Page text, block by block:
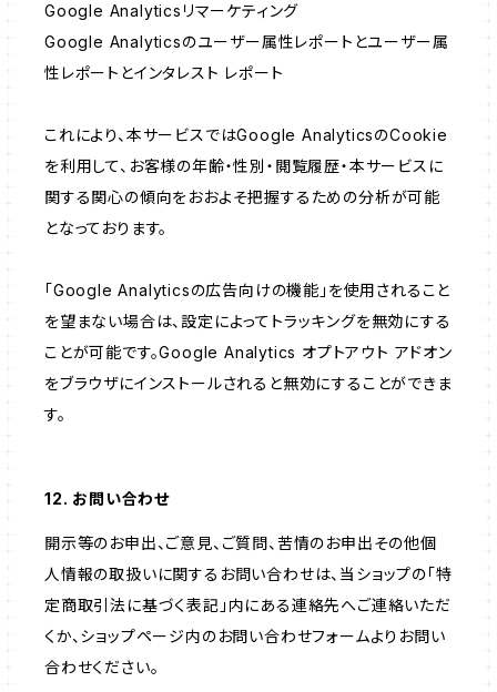
Google Analyticsリマーケティング
Google Analyticsのユーザー属性レポートとユーザー属
性レポートとインタレスト レポート
これにより、本サービスではGoogle AnalyticsのCookie
を利用して、お客様の年齢・性別・閲覧履歴・本サービスに
関する関心の傾向をおおよそ把握するための分析が可能
となっております。
「Google Analyticsの広告向けの機能」を使用されること
を望まない場合は、設定によってトラッキングを無効にする
ことが可能です。Google Analytics オプトアウト アドオン
をブラウザにインストールされると無効にすることができま
す。
12. お問い合わせ
開示等のお申出、ご意見、ご質問、苦情のお申出その他個
人情報の取扱いに関するお問い合わせは、当ショップの「特
定商取引法に基づく表記」内にある連絡先へご連絡いただ
くか、ショップページ内のお問い合わせフォームよりお問い
合わせください。